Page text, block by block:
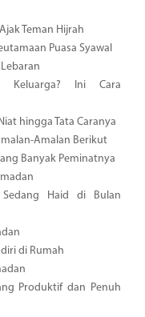
Teman Hijrah
Puasa Syawal
Keluarga? Ini Cara
hingga Tata Caranya
Amalan Berikut
Banyak Peminatnya
Haid di Bulan
di Rumah
Produktif dan Penuh